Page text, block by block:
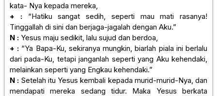
kata- Nya kepada mereka,
+ :“Hatiku sangat sedih, seperti mau mati rasanya!
Tinggallah di sini dan berjaga-jagalah dengan Aku.”
N : Yesus maju sedikit, lalu sujud dan berdoa,
+ : “Ya Bapa-Ku, sekiranya mungkin, biarlah piala ini berlalu
dari pada-Ku, tetapi janganlah seperti yang Aku kehendaki,
melainkan seperti yang Engkau kehendaki.”
N : Setelah itu Yesus kembali kepada murid-murid-Nya, dan
mendapati mereka sedang tidur. Maka Yesus berkata